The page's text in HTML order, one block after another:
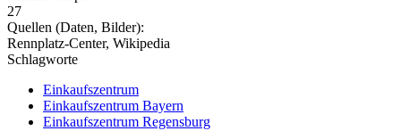
27
Quellen (Daten, Bilder):
Rennplatz-Center, Wikipedia
Schlagworte
Einkaufszentrum
Einkaufszentrum Bayern
Einkaufszentrum Regensburg